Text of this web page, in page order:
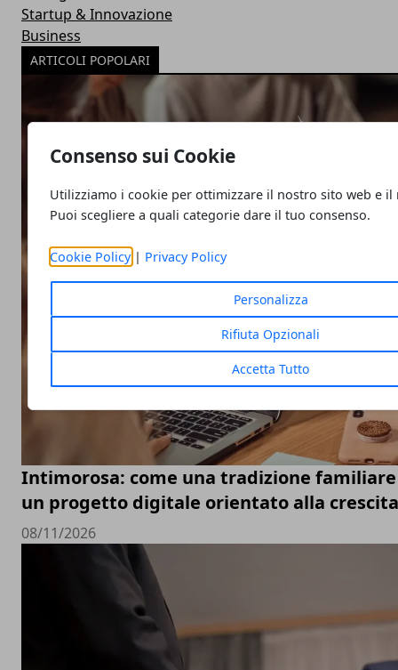
Consenso sui Cookie
Utilizziamo i cookie per ottimizzare il nostro sito web e il
Puoi scegliere a quali categorie dare il tuo consenso.
Cookie Policy| Privacy Policy
Personalizza
Rifiuta Opzionali
Accetta Tutto
Startup & Innovazione
Business
ARTICOLI POPOLARI
Intimorosa: come una tradizione
un progetto digitale orientato alla
08/11/2026